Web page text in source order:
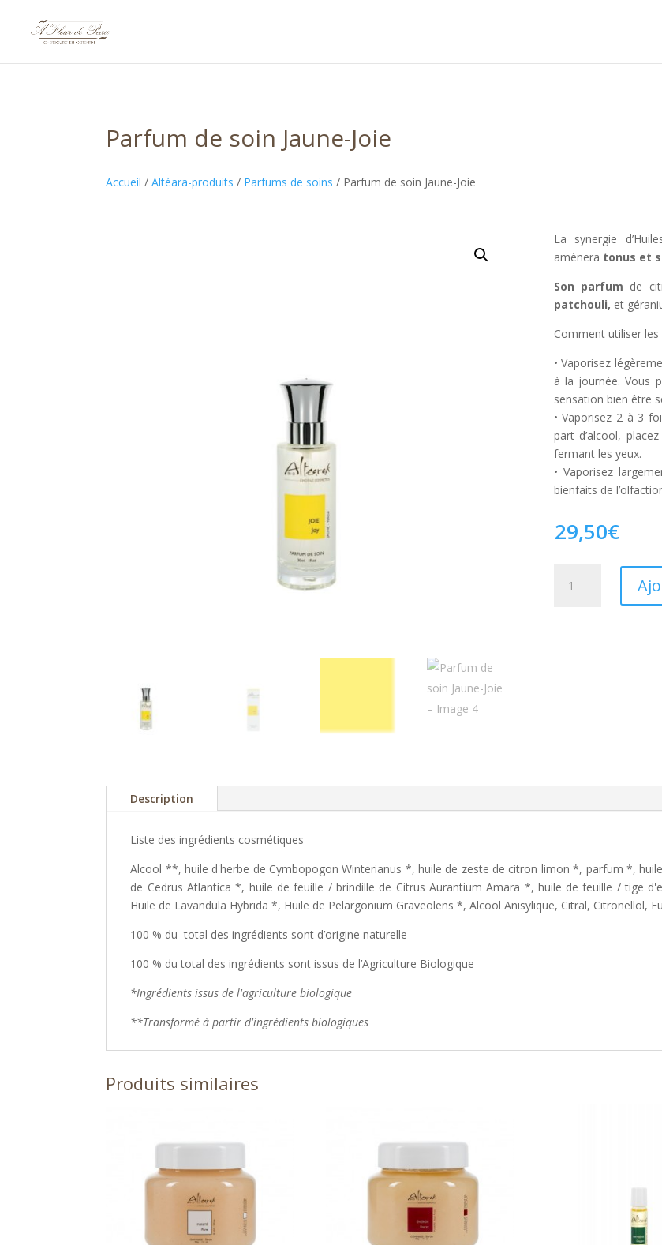
Parfum de soin Jaune-Joie
Accueil /Altéara-produits / Parfums de soins / Parfum de soin Jaune-Joie
La synergie
amènera tonus et
Son parfum de
patchouli, et
Comment utiliser
• Vaporisez
à la journée. Vous
sensation bien être
• Vaporisez 2 à 3
part d’alcool,
fermant les yeux.
• Vaporisez
bienfaits de
29,50€
Description
Liste des ingrédients cosmétiques
Alcool **, huile d'herbe de Cymbopogon Winterianus *, huile de zeste de citron limon *, parfum *,
de Cedrus Atlantica *, huile de feuille / brindille de Citrus Aurantium Amara *, huile de feuille / tige
Huile de Lavandula Hybrida *, Huile de Pelargonium Graveolens *, Alcool Anisylique, Citral, Citronellol,
100 % du total des ingrédients sont d’origine naturelle
100 % du total des ingrédients sont issus de l’Agriculture Biologique
*Ingrédients issus de l'agriculture biologique
**Transformé à partir d'ingrédients biologiques
Produits similaires